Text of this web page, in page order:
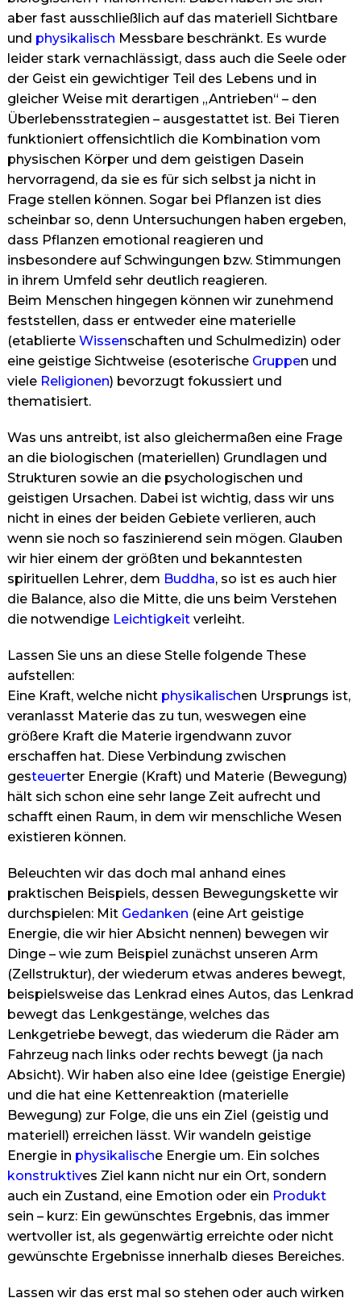
aber fast ausschließlich auf das materiell Sichtbare
und physikalisch Messbare beschränkt. Es wurde
leider stark vernachlässigt, dass auch die Seele oder
der Geist ein gewichtiger Teil des Lebens und in
gleicher Weise mit derartigen „Antrieben“ – den
Überlebensstrategien – ausgestattet ist. Bei Tieren
funktioniert offensichtlich die Kombination vom
physischen Körper und dem geistigen Dasein
hervorragend, da sie es für sich selbst ja nicht in
Frage stellen können. Sogar bei Pflanzen ist dies
scheinbar so, denn Untersuchungen haben ergeben,
dass Pflanzen emotional reagieren und
insbesondere auf Schwingungen bzw. Stimmungen
in ihrem Umfeld sehr deutlich reagieren.
Beim Menschen hingegen können wir zunehmend
feststellen, dass er entweder eine materielle
(etablierte Wissenschaften und Schulmedizin) oder
eine geistige Sichtweise (esoterische Gruppen und
viele Religionen) bevorzugt fokussiert und
thematisiert.
Was uns antreibt, ist also gleichermaßen eine Frage
an die biologischen (materiellen) Grundlagen und
Strukturen sowie an die psychologischen und
geistigen Ursachen. Dabei ist wichtig, dass wir uns
nicht in eines der beiden Gebiete verlieren, auch
wenn sie noch so faszinierend sein mögen. Glauben
wir hier einem der größten und bekanntesten
spirituellen Lehrer, dem Buddha, so ist es auch hier
die Balance, also die Mitte, die uns beim Verstehen
die notwendige Leichtigkeitverleiht.
Lassen Sie uns an diese Stelle folgende These
aufstellen:
Eine Kraft, welche nicht physikalischen Ursprungs ist,
veranlasst Materie das zu tun, weswegen eine
größere Kraft die Materie irgendwann zuvor
erschaffen hat. Diese Verbindung zwischen
gesteuerter Energie (Kraft) und Materie (Bewegung)
hält sich schon eine sehr lange Zeit aufrecht und
schafft einen Raum, in dem wir menschliche Wesen
existieren können.
Beleuchten wir das doch mal anhand eines
praktischen Beispiels, dessen Bewegungskette wir
durchspielen: Mit Gedanken (eine Art geistige
Energie, die wir hier Absicht nennen) bewegen wir
Dinge – wie zum Beispiel zunächst unseren Arm
(Zellstruktur), der wiederum etwas anderes bewegt,
beispielsweise das Lenkrad eines Autos, das Lenkrad
bewegt das Lenkgestänge, welches das
Lenkgetriebe bewegt, das wiederum die Räder am
Fahrzeug nach links oder rechts bewegt (ja nach
Absicht). Wir haben also eine Idee (geistige Energie)
und die hat eine Kettenreaktion (materielle
Bewegung) zur Folge, die uns ein Ziel (geistig und
materiell) erreichen lässt. Wir wandeln geistige
Energie in physikalische Energie um. Ein solches
konstruktives Ziel kann nicht nur ein Ort, sondern
auch ein Zustand, eine Emotion oder ein Produkt
sein – kurz: Ein gewünschtes Ergebnis, das immer
wertvoller ist, als gegenwärtig erreichte oder nicht
gewünschte Ergebnisse innerhalb dieses Bereiches.
Lassen wir das erst mal so stehen oder auch wirken